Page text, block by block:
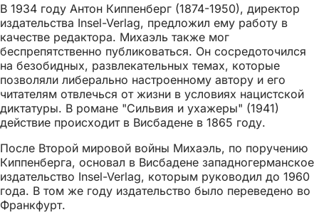
В 1934 году Антон Киппенберг (1874-1950), директор
издательства Insel-Verlag, предложил ему работу в
качестве редактора. Михаэль также мог
беспрепятственно публиковаться. Он сосредоточился
на безобидных, развлекательных темах, которые
позволяли либерально настроенному автору и его
читателям отвлечься от жизни в условиях нацистской
диктатуры. В романе "Сильвия и ухажеры" (1941)
действие происходит в Висбадене в 1865 году.
После Второй мировой войны Михаэль, по поручению
Киппенберга, основал в Висбадене западногерманское
издательство Insel-Verlag, которым руководил до 1960
года. В том же году издательство было переведено во
Франкфурт.